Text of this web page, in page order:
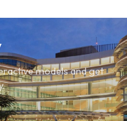
models and get